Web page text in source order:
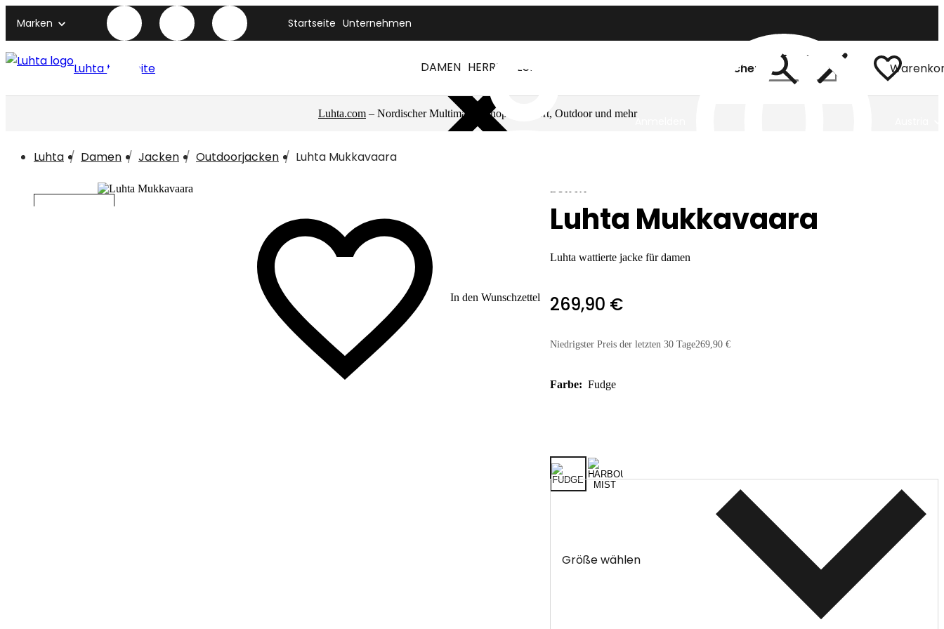
Marken Startseite Unternehmen
Anmelden
Luhta titelseite DAMEN HERREN LUHTA Suchen
Luhta.com – Nordischer Multimarkenshop für Sport, Outdoor und mehr
Luhta Damen Jacken Outdoorjacken Luhta Mukkavaara
In den Wunschzettel
LUHTA
Luhta Mukkavaara
Luhta wattierte jacke für damen
269,90 €
Niedrigster Preis der letzten 30 Tage269,90 €
Farbe: Fudge
Größe wählen